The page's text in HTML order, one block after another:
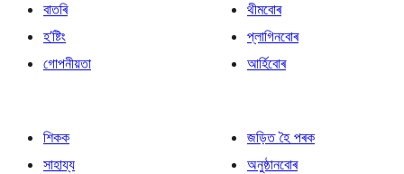
বাতৰি
হ’ষ্টিং
গোপনীয়তা
থীমবোৰ
প্লাগিনবোৰ
আৰ্হিবোৰ
শিকক
সাহায্য
জড়িত হৈ পৰক
অনুষ্ঠানবোৰ